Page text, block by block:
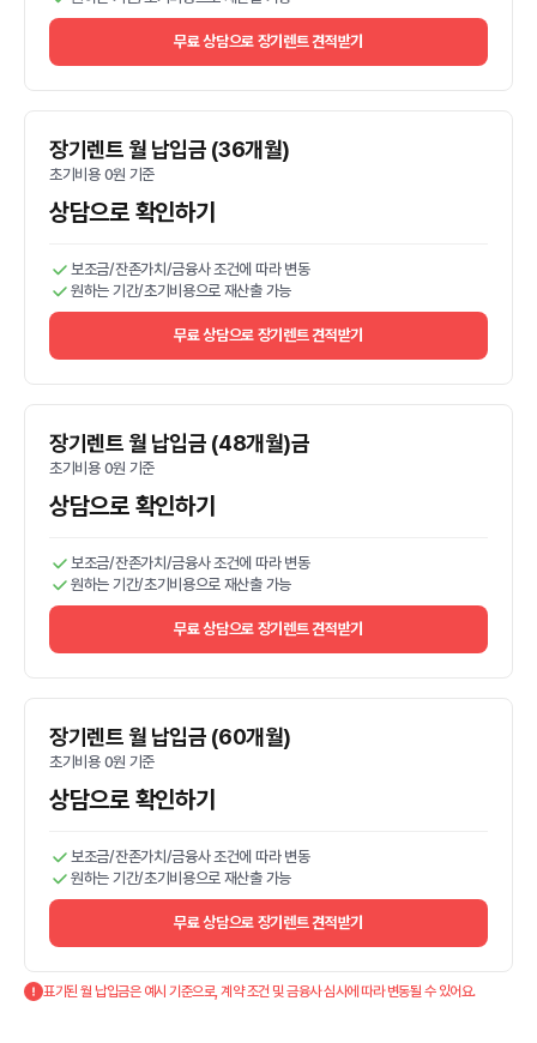
무료 상담으로 장기렌트 견적받기
장기렌트 월 납입금 (36개월)
초기비용 0원 기준
상담으로 확인하기
보조금/잔존가치/금융사 조건에 따라 변동
원하는 기간/초기비용으로 재산출 가능
무료 상담으로 장기렌트 견적받기
장기렌트 월 납입금 (48개월)금
초기비용 0원 기준
상담으로 확인하기
보조금/잔존가치/금융사 조건에 따라 변동
원하는 기간/초기비용으로 재산출 가능
무료 상담으로 장기렌트 견적받기
장기렌트 월 납입금 (60개월)
초기비용 0원 기준
상담으로 확인하기
보조금/잔존가치/금융사 조건에 따라 변동
원하는 기간/초기비용으로 재산출 가능
무료 상담으로 장기렌트 견적받기
표기된 월 납입금은 예시 기준으로, 계약 조건 및 금융사 심사에 따라 변동될 수 있어요.